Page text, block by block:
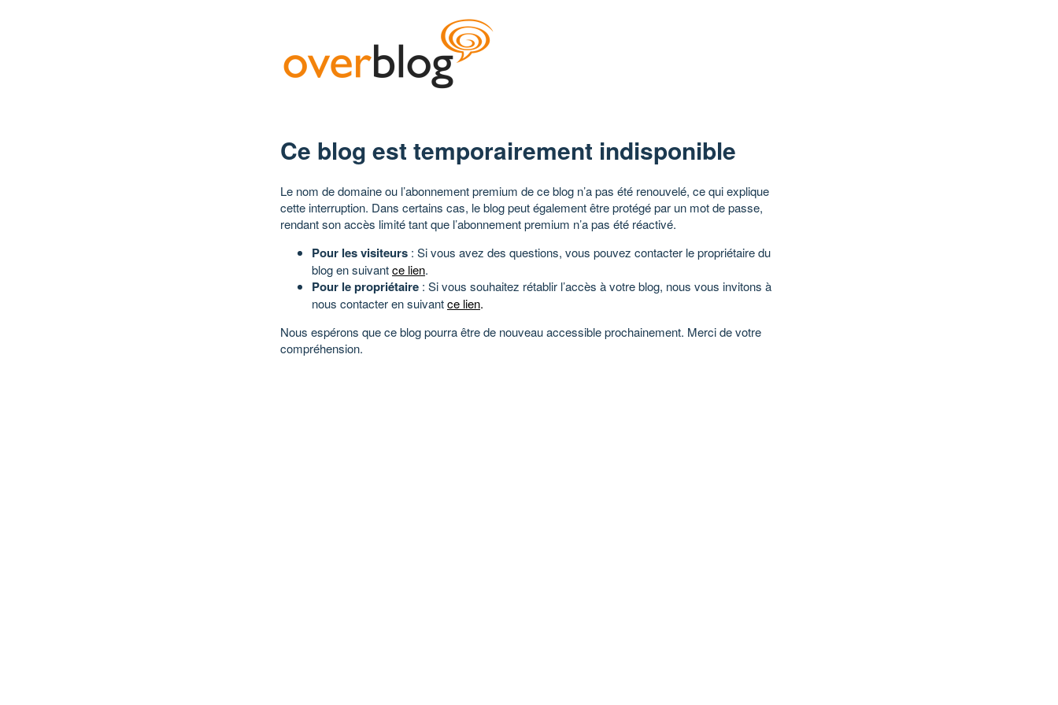
Ce blog est temporairement indisponible
Le nom de domaine ou l’abonnement premium de ce blog n’a pas été renouvelé, ce qui explique
cette interruption. Dans certains cas, le blog peut également être protégé par un mot de passe,
rendant son accès limité tant que l’abonnement premium n’a pas été réactivé.
Pour les visiteurs : Si vous avez des questions, vous pouvez contacter le propriétaire du
blog en suivantce lien.
Pour le propriétaire : Si vous souhaitez rétablir l’accès à votre blog, nous vous invitons à
nous contacter en suivantce lien.
Nous espérons que ce blog pourra être de nouveau accessible prochainement. Merci de votre
compréhension.